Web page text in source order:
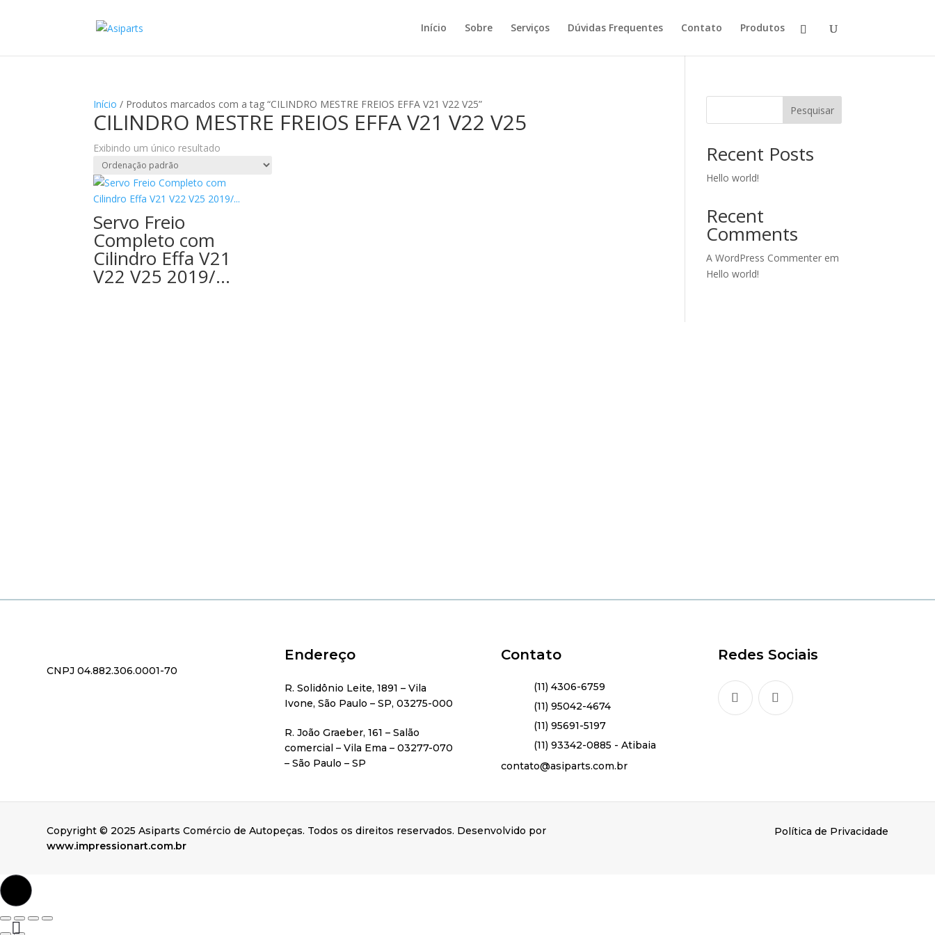
Início Sobre Serviços Dúvidas Frequentes Contato Produtos
Início / Produtos marcados com a tag “CILINDRO MESTRE FREIOS EFFA V21 V22 V25”
CILINDRO MESTRE FREIOS EFFA V21 V22 V25
Exibindo um único resultado
Servo Freio
Completo com
Cilindro Effa V21
V22 V25 2019/…
Pesquisar
Recent Posts
Hello world!
Recent
Comments
A WordPress Commenter em
Hello world!
CNPJ 04.882.306.0001-70
Endereço
R. Solidônio Leite, 1891 – Vila
Ivone, São Paulo – SP, 03275-000
R. João Graeber, 161 – Salão
comercial – Vila Ema – 03277-070
– São Paulo – SP
Contato
(11) 4306-6759
(11) 95042-4674
(11) 95691-5197
(11) 93342-0885 - Atibaia
contato@asiparts.com.br
Redes Sociais
Copyright © 2025 Asiparts Comércio de Autopeças. Todos os direitos reservados. Desenvolvido por
www.impressionart.com.br
Política de Privacidade